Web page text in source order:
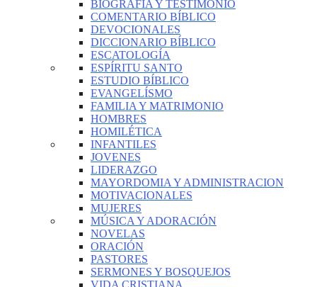
BIOGRAFIA Y TESTIMONIO
COMENTARIO BÍBLICO
DEVOCIONALES
DICCIONARIO BÍBLICO
ESCATOLOGÍA
ESPÍRITU SANTO
ESTUDIO BÍBLICO
EVANGELÍSMO
FAMILIA Y MATRIMONIO
HOMBRES
HOMILÉTICA
INFANTILES
JOVENES
LIDERAZGO
MAYORDOMIA Y ADMINISTRACION
MOTIVACIONALES
MUJERES
MÚSICA Y ADORACIÓN
NOVELAS
ORACIÓN
PASTORES
SERMONES Y BOSQUEJOS
VIDA CRISTIANA